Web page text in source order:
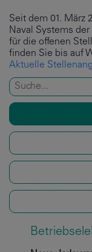
Seit dem 01. März
Naval Systems
für die offenen
finden Sie bis auf
Aktuelle